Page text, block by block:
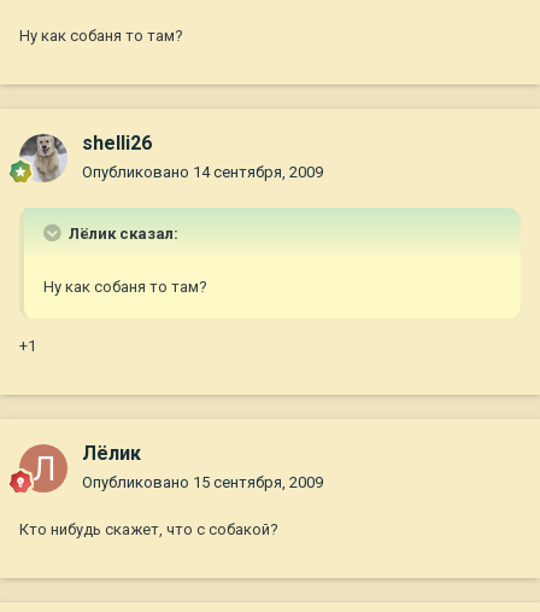
Ну как собаня то там?
shelli26
Опубликовано 14 сентября, 2009
Лёлик сказал:
Ну как собаня то там?
+1
Лёлик
Опубликовано 15 сентября, 2009
Кто нибудь скажет, что с собакой?